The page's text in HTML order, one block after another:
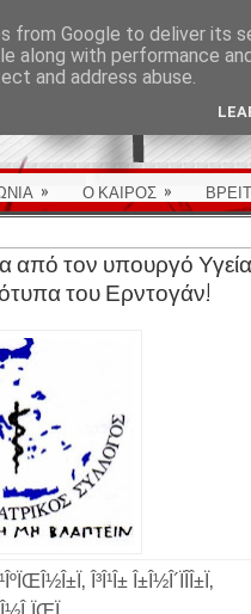
» Ο ΚΑΙΡΟΣ »
από τον υπουργό
του Ερντογάν!
from Google to deliver its
along with performance
and address abuse.